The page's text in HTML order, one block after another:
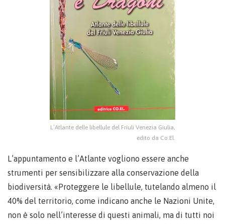
L’Atlante delle libellule del Friuli Venezia Giulia,
edito da Co.El.
L’appuntamento e l’Atlante vogliono essere anche
strumenti per sensibilizzare alla conservazione della
biodiversità. «Proteggere le libellule, tutelando almeno il
40% del territorio, come indicano anche le Nazioni Unite,
non è solo nell’interesse di questi animali, ma di tutti noi